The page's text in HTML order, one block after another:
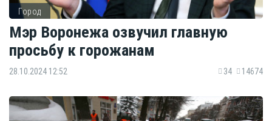
Город
Мэр Воронежа озвучил главную
просьбу к горожанам
28.10.2024 12:52 34 14674